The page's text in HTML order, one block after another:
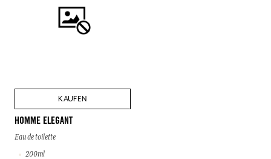
KAUFEN
HOMME ELEGANT
Eau de toilette
200ml